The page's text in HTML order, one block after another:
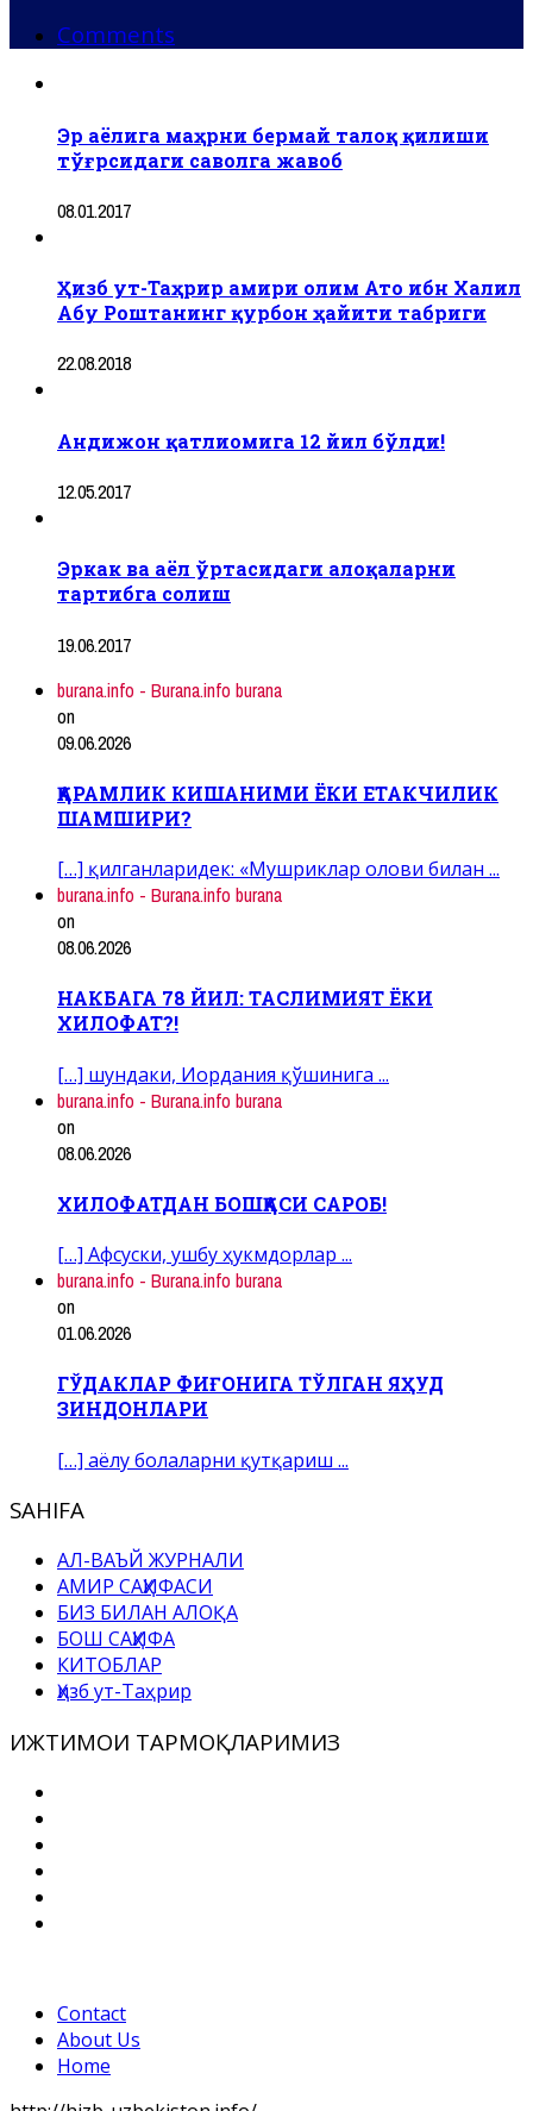
Comments
Эр аёлига маҳрни бермай талоқ қилиши
тўғрсидаги саволга жавоб
08.01.2017
Ҳизб ут-Таҳрир амири олим Ато ибн Халил
Абу Роштанинг қурбон ҳайити табриги
22.08.2018
Андижон қатлиомига 12 йил бўлди!
12.05.2017
Эркак ва аёл ўртасидаги алоқаларни
тартибга солиш
19.06.2017
burana.info - Burana.info burana
on
09.06.2026
ҚАРАМЛИК КИШАНИМИ ЁКИ ЕТАКЧИЛИК
ШАМШИРИ?
[…] қилганларидек: «Мушриклар олови билан ...
burana.info - Burana.info burana
on
08.06.2026
НАКБАГА 78 ЙИЛ: ТАСЛИМИЯТ ЁКИ
ХИЛОФАТ?!
[…] шундаки, Иордания қўшинига ...
burana.info - Burana.info burana
on
08.06.2026
ХИЛОФАТДАН БОШҚАСИ САРОБ!
[…] Афсуски, ушбу ҳукмдорлар ...
burana.info - Burana.info burana
on
01.06.2026
ГЎДАКЛАР ФИҒОНИГА ТЎЛГАН ЯҲУД
ЗИНДОНЛАРИ
[…] аёлу болаларни қутқариш ...
SAHIFA
АЛ-ВАЪЙ ЖУРНАЛИ
АМИР САҲИФАСИ
БИЗ БИЛАН АЛОҚА
БОШ САҲИФА
КИТОБЛАР
Ҳизб ут-Таҳрир
ИЖТИМОИ ТАРМОҚЛАРИМИЗ
Contact
About Us
Home